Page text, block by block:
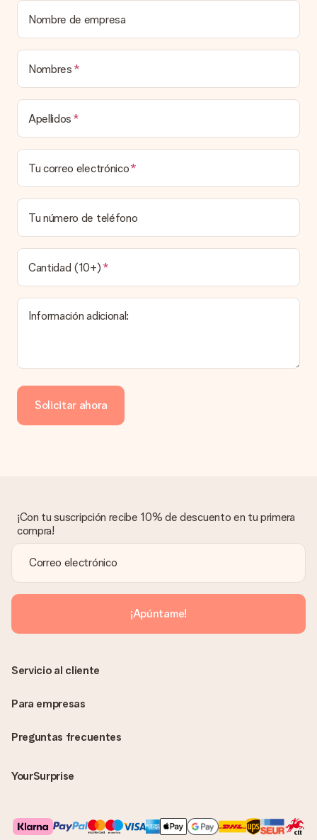
enviará únicamente por correo electrónico. El regalo se enviará
sin ninguna información adicional Así, evitaremos que la
persona que recibe el regalo la vea. ¡No le enviaremos nada
más que su increíble regalo! ¿Quieres que sepa quién se lo
envía? ¡Rellena nuestra chulísima tarjeta de regalo en la cesta
de la compra!
Nombre de empresa
Nombres
Apellidos
Tu correo electrónico
Tu número de teléfono
Cantidad (10+)
Información adicional:
Solicitar ahora
¡Con tu suscripción recibe 10% de descuento en tu primera
compra!
¡Apúntame!
Preguntas frecuentes
YourSurprise
Servicio al cliente
Para empresas